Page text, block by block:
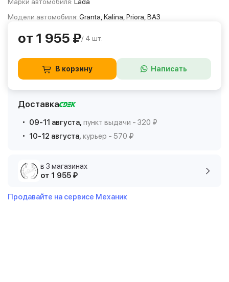
Модели автомобиля: Granta, Kalina, Priora, ВАЗ
от 1 955 ₽/ 4 шт.
В корзину Написать
Доставка
09-11 августа, пункт выдачи - 320 ₽
10-12 августа, курьер - 570 ₽
в 3 магазинах
от 1 955 ₽
Продавайте на сервисе Механик